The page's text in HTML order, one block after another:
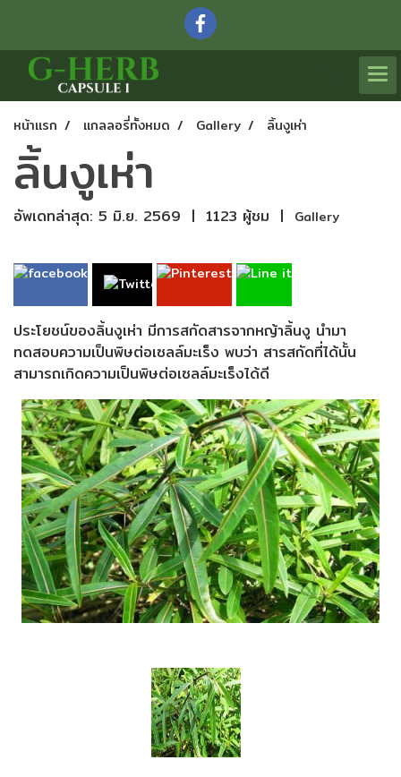
หน้าแรก แกลลอรี่ทั้งหมด Gallery ลิ้นงูเห่า
ลิ้นงูเห่า
อัพเดทล่าสุด: 5 มิ.ย. 2569 | 1123 ผู้ชม | Gallery
ประโยชน์ของลิ้นงูเห่า มีการสกัดสารจากหญ้าลิ้นงู นำมา
ทดสอบความเป็นพิษต่อเซลล์มะเร็ง พบว่า สารสกัดที่ได้นั้น
สามารถเกิดความเป็นพิษต่อเซลล์มะเร็งได้ดี